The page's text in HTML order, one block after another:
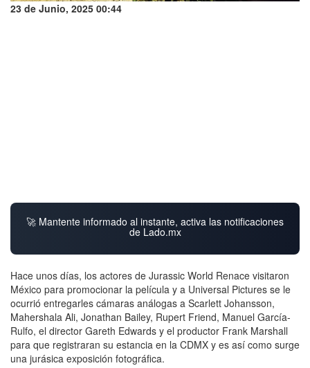
23 de Junio, 2025 00:44
🚀 Mantente informado al instante, activa las notificaciones
de Lado.mx
Hace unos días, los actores de Jurassic World Renace visitaron
México para promocionar la película y a Universal Pictures se le
ocurrió entregarles cámaras análogas a Scarlett Johansson,
Mahershala Ali, Jonathan Bailey, Rupert Friend, Manuel García-
Rulfo, el director Gareth Edwards y el productor Frank Marshall
para que registraran su estancia en la CDMX y es así como surge
una jurásica exposición fotográfica.